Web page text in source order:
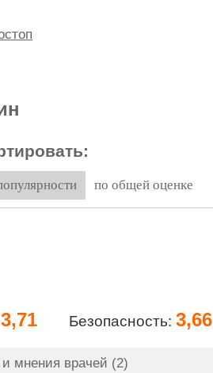
по общей оценке
3,71 Безопасность: 3,66
мнения врачей (2)